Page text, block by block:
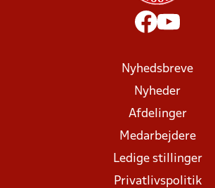
Nyhedsbreve
Nyheder
Afdelinger
Medarbejdere
Ledige stillinger
Privatlivspolitik